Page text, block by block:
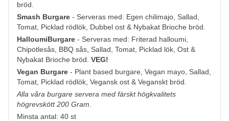
bröd.
Smash Burgare - Serveras med: Egen chilimajo, Sallad,
Tomat, Picklad rödlök, Dubbel ost & Nybakat Brioche bröd.
HalloumiBurgare - Serveras med: Friterad halloumi,
Chipotlesås, BBQ sås, Sallad, Tomat, Picklad lök, Ost &
Nybakat Brioche bröd. VEG!
Vegan Burgare - Plant based burgare, Vegan mayo, Sallad,
Tomat, Picklad rödlök, Vegansk ost & Veganskt bröd.
Alla våra burgare servera med färskt högkvalitets
högrevskött 200 Gram.
Minsta antal: 40 st